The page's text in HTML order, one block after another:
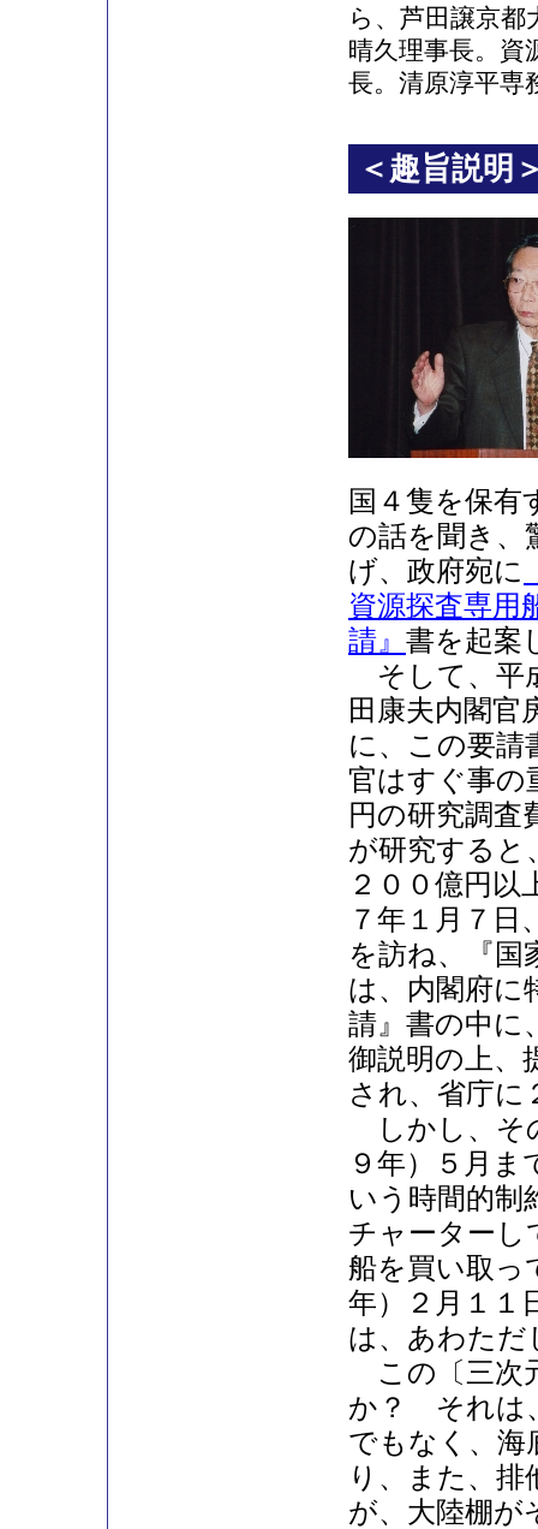
ら、芦田譲京都
晴久理事長。資
長。清原淳平専
＜趣旨説明
国４隻を保有
の話を聞き、
げ、政府宛に
資源探査専用
請』 書を起案
そして、平
田康夫内閣官
に、この要請
官はすぐ事の
円の研究調査
が研究すると
２００億円
７年１月７日
を訪ね、『国
は、内閣府に
請』書の中に
御説明の上、
され、省庁に
しかし、そ
９年）５月
いう時間的制
チャーターし
船を買い取っ
年）２月１１
は、あわただ
この〔三次
か？ それは
でもなく、海
り、また、排
が、大陸棚が